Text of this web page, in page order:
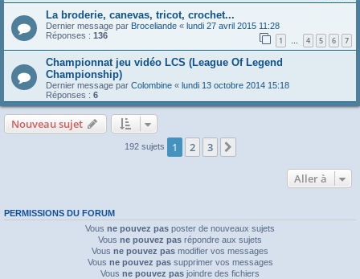
La broderie, canevas, tricot, crochet...
Dernier message par Broceliande « lundi 27 avril 2015 11:28
Réponses : 136 1 … 4 5 6 7
Championnat jeu vidéo LCS (League Of Legend
Championship)
Dernier message par Colombine « lundi 13 octobre 2014 15:18
Réponses : 6
Nouveau sujet
192 sujets 1 2 3
Aller à
PERMISSIONS DU FORUM
Vous ne pouvez pas poster de nouveaux sujets
Vous ne pouvez pas répondre aux sujets
Vous ne pouvez pas modifier vos messages
Vous ne pouvez passupprimer vos messages
Vous ne pouvez pas joindre des fichiers